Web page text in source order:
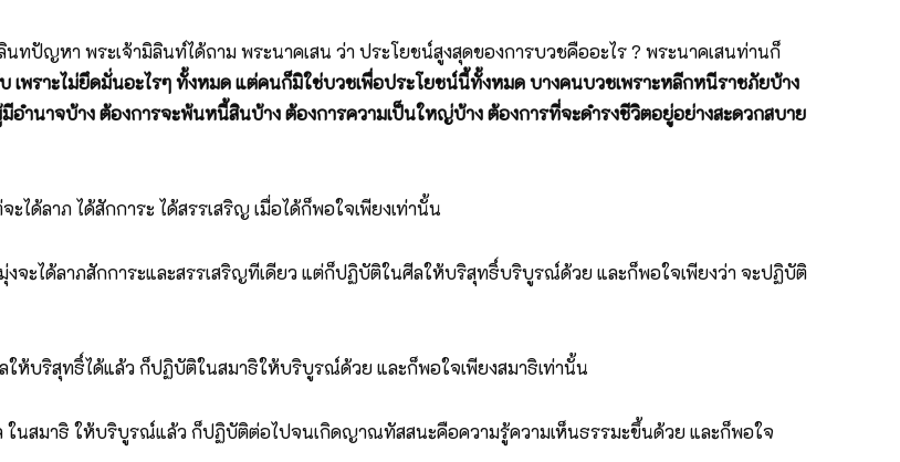
ทปัญหา พระเจ้ามิลินท์ได้ถาม พระนาคเสน ว่า ประโยชน์สูงสุดของการบวชคืออะไร ? พระนาคเสนท่านก็
พราะไม่ยึดมั่นอะไรๆ ทั้งหมด แต่คนก็มิใช่บวชเพื่อประโยชน์นี้ทั้งหมด บางคนบวชเพราะหลีกหนีราชภัยบ้าง
ำนาจบ้าง ต้องการจะพ้นหนี้สินบ้าง ต้องการความเป็นใหญ่บ้าง ต้องการที่จะดำรงชีวิตอยู่อย่างสะดวกสบาย
ได้ลาภ ได้สักการะ ได้สรรเสริญ เมื่อได้ก็พอใจเพียงเท่านั้น
งจะได้ลาภสักการะและสรรเสริญทีเดียว แต่ก็ปฏิบัติในศีลให้บริสุทธิ์บริบูรณ์ด้วย และก็พอใจเพียงว่า จะปฏิบัติ
ห้บริสุทธิ์ได้แล้ว ก็ปฏิบัติในสมาธิให้บริบูรณ์ด้วย และก็พอใจเพียงสมาธิเท่านั้น
นสมาธิ ให้บริบูรณ์แล้ว ก็ปฏิบัติต่อไปจนเกิดญาณทัสสนะคือความรู้ความเห็นธรรมะขึ้นด้วย และก็พอใจ